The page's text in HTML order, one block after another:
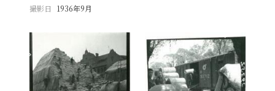
撮影日
1936年9月